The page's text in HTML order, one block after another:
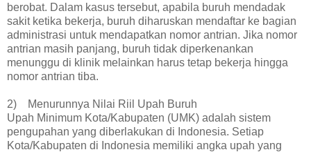
berobat. Dalam kasus tersebut, apabila buruh mendadak
sakit ketika bekerja, buruh diharuskan mendaftar ke bagian
administrasi untuk mendapatkan nomor antrian. Jika nomor
antrian masih panjang, buruh tidak diperkenankan
menunggu di klinik melainkan harus tetap bekerja hingga
nomor antrian tiba.
2) Menurunnya Nilai Riil Upah Buruh
Upah Minimum Kota/Kabupaten (UMK) adalah sistem
pengupahan yang diberlakukan di Indonesia. Setiap
Kota/Kabupaten di Indonesia memiliki angka upah yang